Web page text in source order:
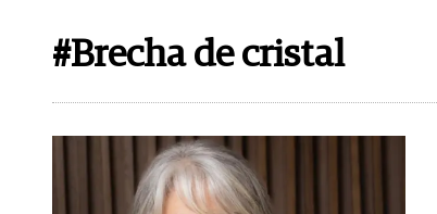
#Brecha de cristal